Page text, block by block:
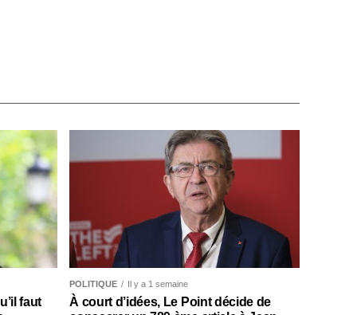
faut
POLITIQUE Il y a 1 semaine
À court d’idées, Le Point décide de